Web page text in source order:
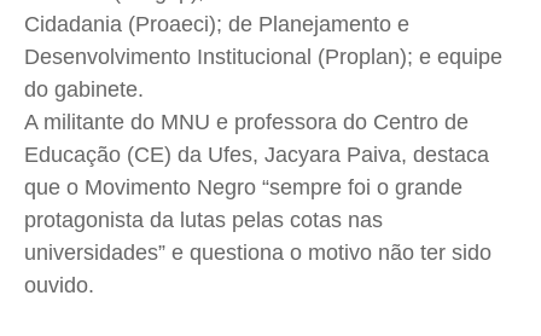
Cidadania (Proaeci); de Planejamento e
Desenvolvimento Institucional (Proplan); e equipe
do gabinete.
A militante do MNU e professora do Centro de
Educação (CE) da Ufes, Jacyara Paiva, destaca
que o Movimento Negro “sempre foi o grande
protagonista da lutas pelas cotas nas
universidades” e questiona o motivo não ter sido
ouvido.